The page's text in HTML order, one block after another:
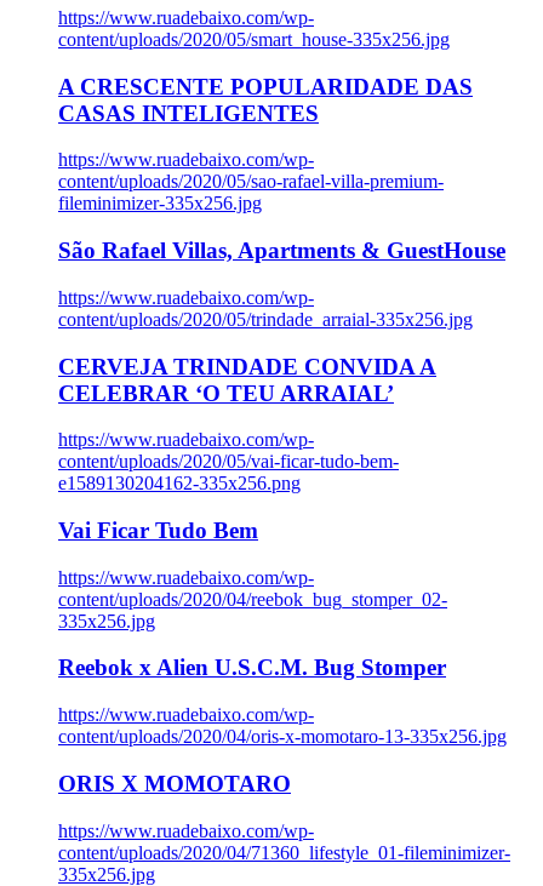
https://www.ruadebaixo.com/wp-
content/uploads/2020/05/smart_house-335x256.jpg
A CRESCENTE POPULARIDADE DAS
CASAS INTELIGENTES
https://www.ruadebaixo.com/wp-
content/uploads/2020/05/sao-rafael-villa-premium-
fileminimizer-335x256.jpg
São Rafael Villas, Apartments & GuestHouse
https://www.ruadebaixo.com/wp-
content/uploads/2020/05/trindade_arraial-335x256.jpg
CERVEJA TRINDADE CONVIDA A
CELEBRAR ‘O TEU ARRAIAL’
https://www.ruadebaixo.com/wp-
content/uploads/2020/05/vai-ficar-tudo-bem-
e1589130204162-335x256.png
Vai Ficar Tudo Bem
https://www.ruadebaixo.com/wp-
content/uploads/2020/04/reebok_bug_stomper_02-
335x256.jpg
Reebok x Alien U.S.C.M. Bug Stomper
https://www.ruadebaixo.com/wp-
content/uploads/2020/04/oris-x-momotaro-13-335x256.jpg
ORIS X MOMOTARO
https://www.ruadebaixo.com/wp-
content/uploads/2020/04/71360_lifestyle_01-fileminimizer-
335x256.jpg